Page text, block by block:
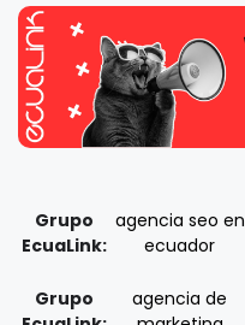
Grupo
EcuaLink:
agencia seo en
ecuador
Grupo
agencia de